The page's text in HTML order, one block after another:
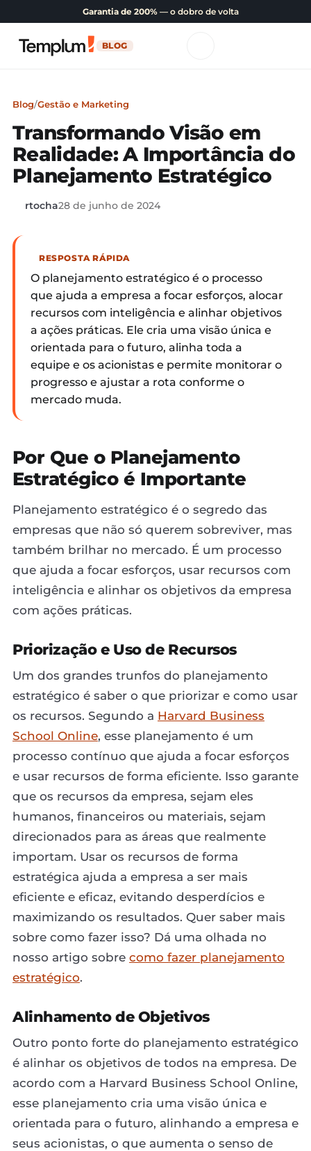
Garantia de 200% — o dobro de volta
BLOG
Blog/Gestão e Marketing
Transformando Visão em
Realidade: A Importância do
Planejamento Estratégico
rtocha28 de junho de 2024
RESPOSTA RÁPIDA
O planejamento estratégico é o processo
que ajuda a empresa a focar esforços, alocar
recursos com inteligência e alinhar objetivos
a ações práticas. Ele cria uma visão única e
orientada para o futuro, alinha toda a
equipe e os acionistas e permite monitorar o
progresso e ajustar a rota conforme o
mercado muda.
Por Que o Planejamento
Estratégico é Importante
Planejamento estratégico é o segredo das
empresas que não só querem sobreviver, mas
também brilhar no mercado. É um processo
que ajuda a focar esforços, usar recursos com
inteligência e alinhar os objetivos da empresa
com ações práticas.
Priorização e Uso de Recursos
Um dos grandes trunfos do planejamento
estratégico é saber o que priorizar e como usar
os recursos. Segundo a Harvard Business
School Online, esse planejamento é um
processo contínuo que ajuda a focar esforços
e usar recursos de forma eficiente. Isso garante
que os recursos da empresa, sejam eles
humanos, financeiros ou materiais, sejam
direcionados para as áreas que realmente
importam. Usar os recursos de forma
estratégica ajuda a empresa a ser mais
eficiente e eficaz, evitando desperdícios e
maximizando os resultados. Quer saber mais
sobre como fazer isso? Dá uma olhada no
nosso artigo sobre como fazer planejamento
estratégico.
Alinhamento de Objetivos
Outro ponto forte do planejamento estratégico
é alinhar os objetivos de todos na empresa. De
acordo com a Harvard Business School Online,
esse planejamento cria uma visão única e
orientada para o futuro, alinhando a empresa e
seus acionistas, o que aumenta o senso de